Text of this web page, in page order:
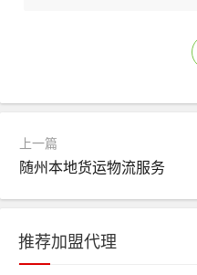
上一篇
随州本地货运物流服务
推荐加盟代理